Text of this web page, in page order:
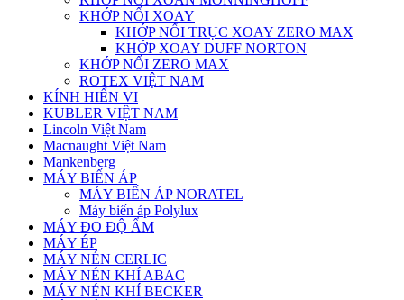
KHỚP NỐI XOAY
KHỚP NỐI TRỤC XOAY ZERO MAX
KHỚP XOAY DUFF NORTON
KHỚP NỐI ZERO MAX
ROTEX VIỆT NAM
KÍNH HIỂN VI
KUBLER VIỆT NAM
Lincoln Việt Nam
Macnaught Việt Nam
Mankenberg
MÁY BIẾN ÁP
MÁY BIẾN ÁP NORATEL
Máy biến áp Polylux
MÁY ĐO ĐỘ ẨM
MÁY ÉP
MÁY NÉN CERLIC
MÁY NÉN KHÍ ABAC
MÁY NÉN KHÍ BECKER